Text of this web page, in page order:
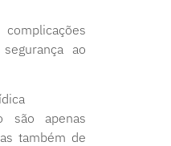
ao
são apenas
também de